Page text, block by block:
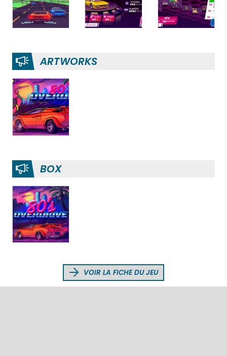
ARTWORKS
BOX
VOIR LA FICHE DU JEU